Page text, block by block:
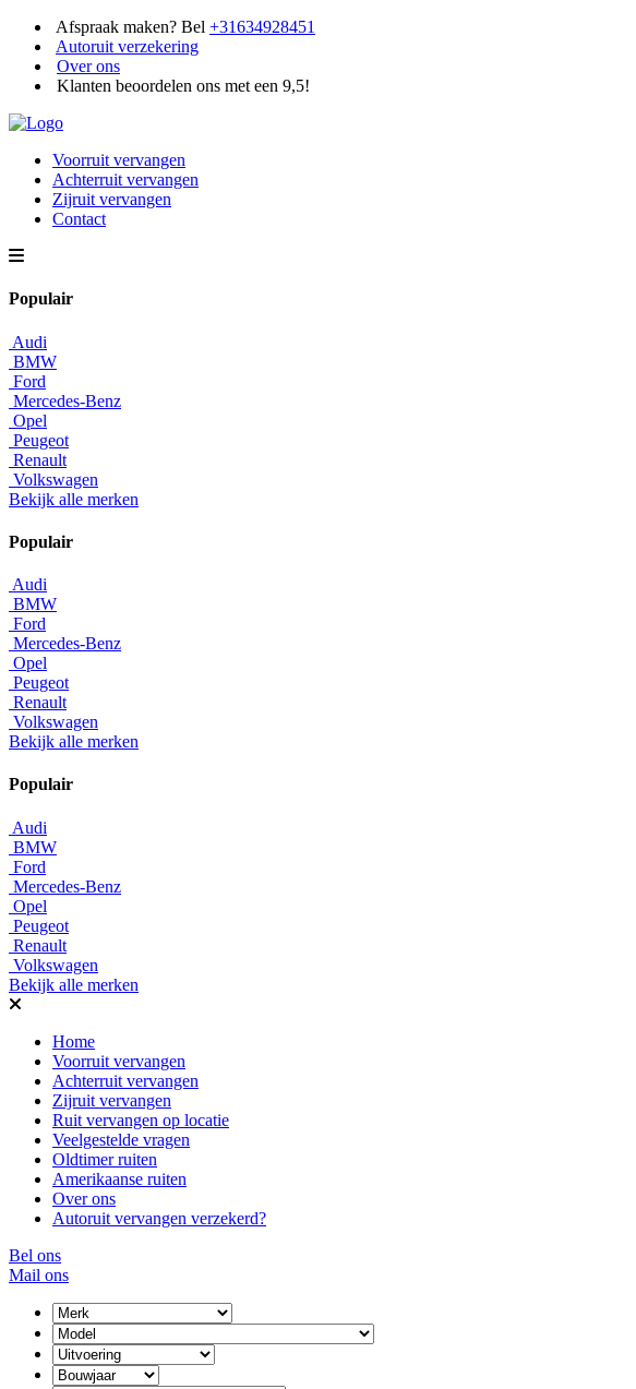
Afspraak maken? Bel +31634928451
Autoruit verzekering
Over ons
Klanten beoordelen ons met een 9,5!
Voorruit vervangen
Achterruit vervangen
Zijruit vervangen
Contact
Populair
Audi
BMW
Ford
Mercedes-Benz
Opel
Peugeot
Renault
Volkswagen
Bekijk alle merken
Populair
Audi
BMW
Ford
Mercedes-Benz
Opel
Peugeot
Renault
Volkswagen
Bekijk alle merken
Populair
Audi
BMW
Ford
Mercedes-Benz
Opel
Peugeot
Renault
Volkswagen
Bekijk alle merken
Home
Voorruit vervangen
Achterruit vervangen
Zijruit vervangen
Ruit vervangen op locatie
Veelgestelde vragen
Oldtimer ruiten
Amerikaanse ruiten
Over ons
Autoruit vervangen verzekerd?
Bel ons
Mail ons